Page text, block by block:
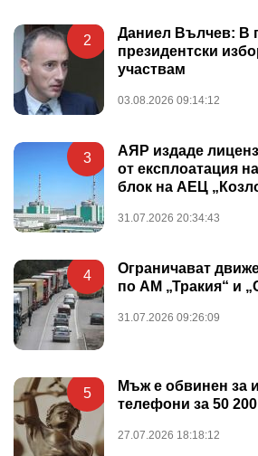
2
Даниел Вълчев: В
президентски
участвам
03.08.2026 09:14:12
3
АЯР издаде
от експлоатация
блок на АЕЦ
31.07.2026 20:34:43
4
Ограничават
по АМ „Тракия“ и
31.07.2026 09:26:09
5
Мъж е обвинен за
телефони за 50
27.07.2026 18:18:12